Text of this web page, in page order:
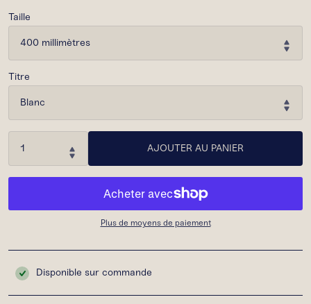
Taille
Titre
AJOUTER AU PANIER
Plus de moyens de paiement
Disponible sur commande